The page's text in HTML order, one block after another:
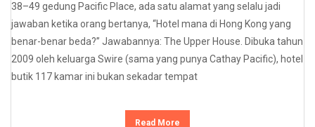
38–49 gedung Pacific Place, ada satu alamat yang selalu jadi
jawaban ketika orang bertanya, “Hotel mana di Hong Kong yang
benar-benar beda?” Jawabannya: The Upper House. Dibuka tahun
2009 oleh keluarga Swire (sama yang punya Cathay Pacific), hotel
butik 117 kamar ini bukan sekadar tempat
Read More